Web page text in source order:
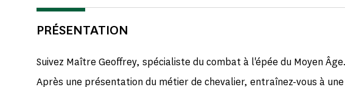
PRÉSENTATION
Suivez Maître Geoffrey, spécialiste du combat à l'épée du Moyen Âge.
Après une présentation du métier de chevalier, entraînez-vous à